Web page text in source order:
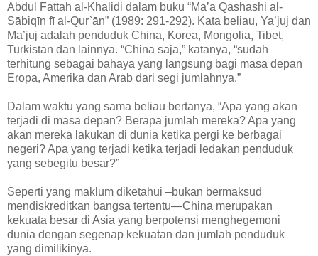
Abdul Fattah al-Khalidi dalam buku “Ma’a Qashashi al-
Sābiqīn fī al-Qur`ān” (1989: 291-292). Kata beliau, Ya’juj dan
Ma’juj adalah penduduk China, Korea, Mongolia, Tibet,
Turkistan dan lainnya. “China saja,” katanya, “sudah
terhitung sebagai bahaya yang langsung bagi masa depan
Eropa, Amerika dan Arab dari segi jumlahnya.”
Dalam waktu yang sama beliau bertanya, “Apa yang akan
terjadi di masa depan? Berapa jumlah mereka? Apa yang
akan mereka lakukan di dunia ketika pergi ke berbagai
negeri? Apa yang terjadi ketika terjadi ledakan penduduk
yang sebegitu besar?”
Seperti yang maklum diketahui –bukan bermaksud
mendiskreditkan bangsa tertentu—China merupakan
kekuata besar di Asia yang berpotensi menghegemoni
dunia dengan segenap kekuatan dan jumlah penduduk
yang dimilikinya.